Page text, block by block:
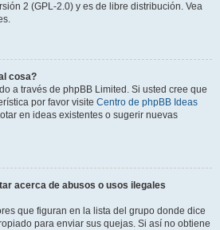
2 (GPL-2.0) y es de libre distribución. Vea
cosa?
a través de phpBB Limited. Si usted cree que
por favor visite Centro de phpBB Ideas
en ideas existentes o sugerir nuevas
acerca de abusos o usos ilegales
que figuran en la lista del grupo donde dice
para enviar sus quejas. Si así no obtiene